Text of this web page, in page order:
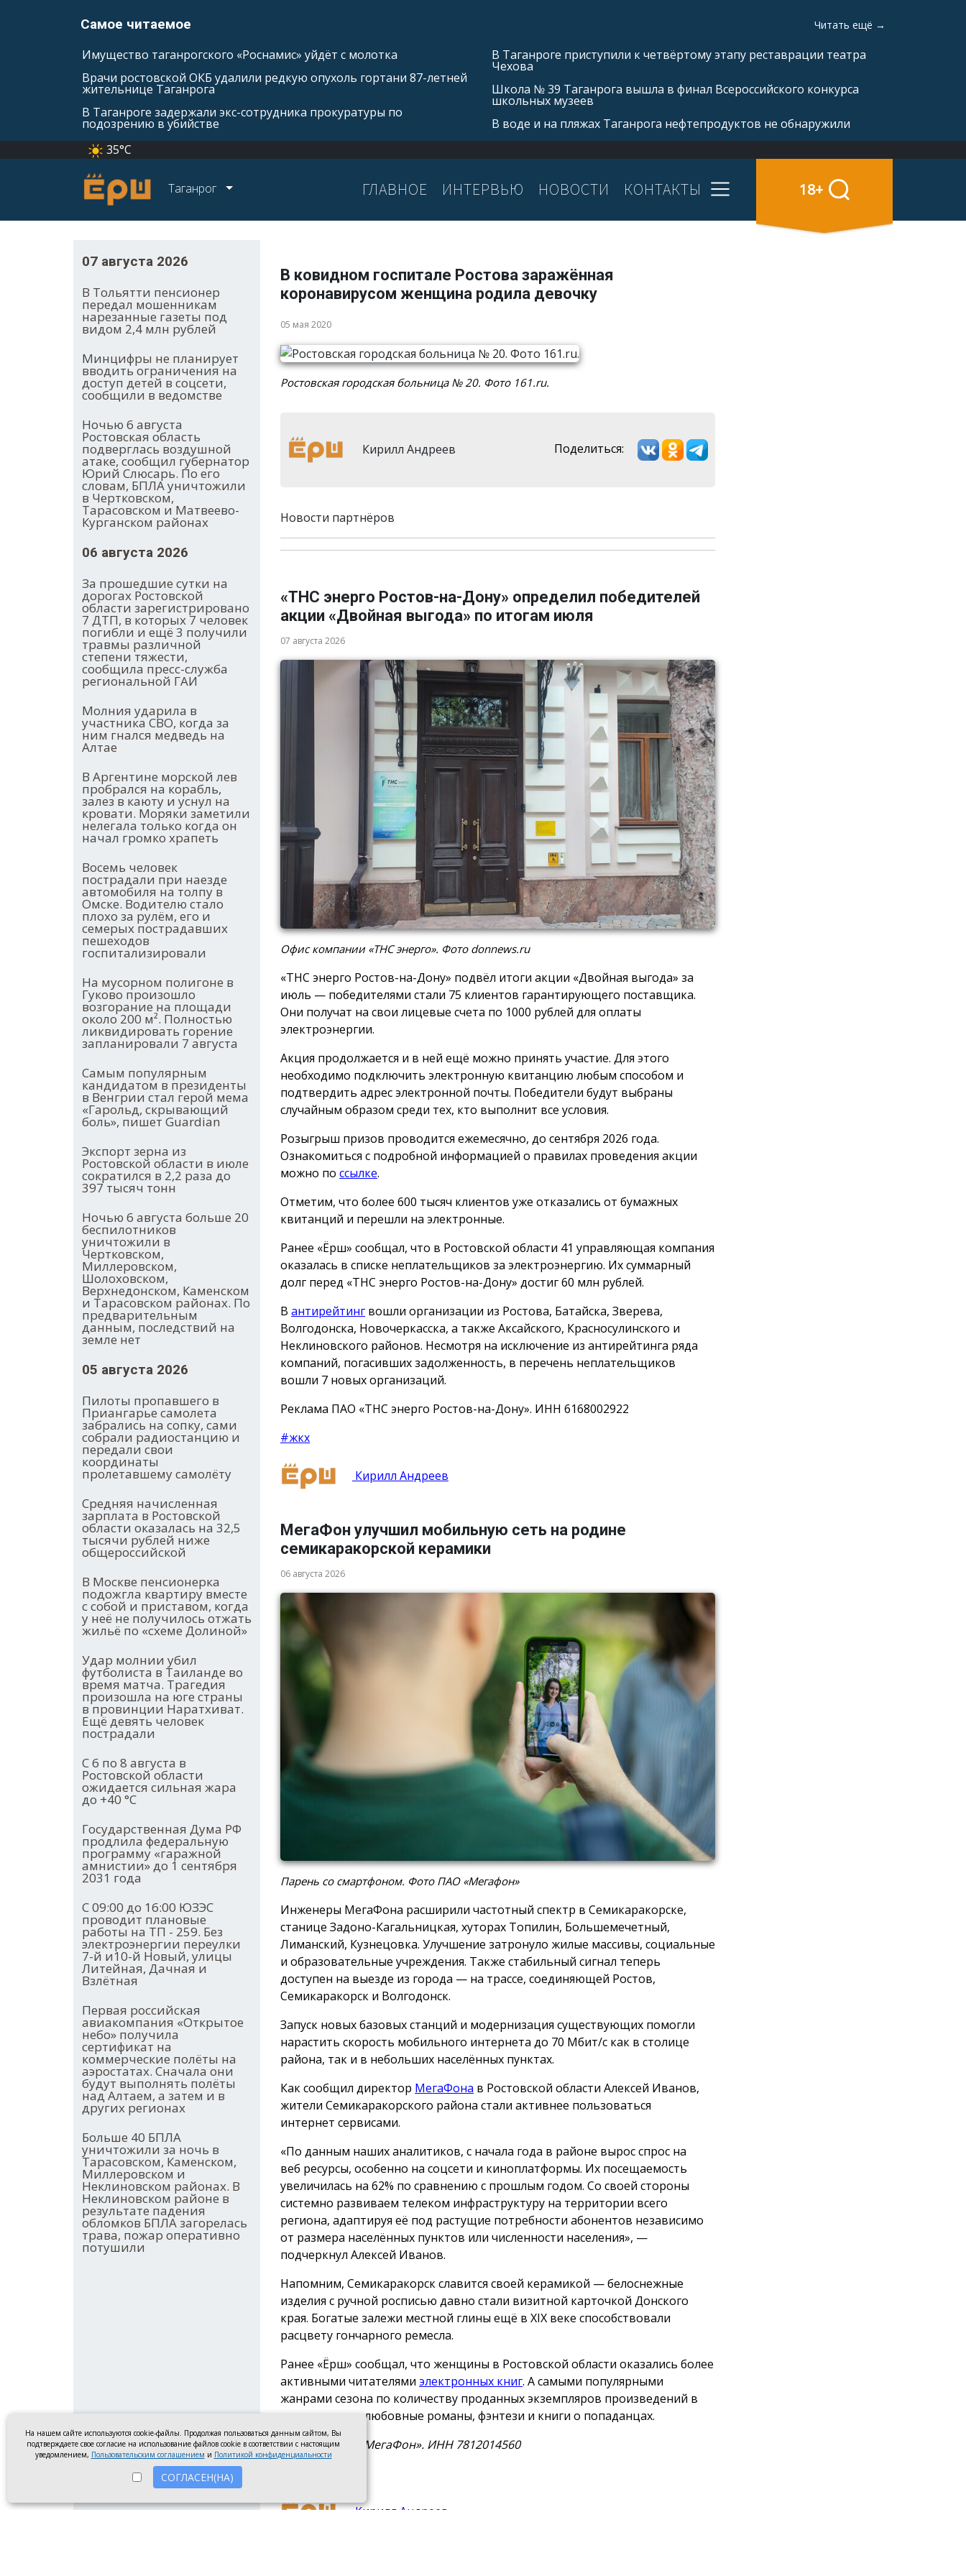
Самое читаемое Читать ещё →
Имущество таганрогского «Роснамис» уйдёт с молотка
Врачи ростовской ОКБ удалили редкую опухоль гортани 87-летней
жительнице Таганрога
В Таганроге задержали экс-сотрудника прокуратуры по
подозрению в убийстве
В Таганроге приступили к четвёртому этапу реставрации театра
Чехова
Школа № 39 Таганрога вышла в финал Всероссийского конкурса
школьных музеев
В воде и на пляжах Таганрога нефтепродуктов не обнаружили
35°C
Таганрог ГЛАВНОЕ ИНТЕРВЬЮ НОВОСТИ КОНТАКТЫ 18+
07 августа 2026
В Тольятти пенсионер
передал мошенникам
нарезанные газеты под
видом 2,4 млн рублей
Минцифры не планирует
вводить ограничения на
доступ детей в соцсети,
сообщили в ведомстве
Ночью 6 августа
Ростовская область
подверглась воздушной
атаке, сообщил губернатор
Юрий Слюсарь. По его
словам, БПЛА уничтожили
в Чертковском,
Тарасовском и Матвеево-
Курганском районах
06 августа 2026
За прошедшие сутки на
дорогах Ростовской
области зарегистрировано
7 ДТП, в которых 7 человек
погибли и ещё 3 получили
травмы различной
степени тяжести,
сообщила пресс-служба
региональной ГАИ
Молния ударила в
участника СВО, когда за
ним гнался медведь на
Алтае
В Аргентине морской лев
пробрался на корабль,
залез в каюту и уснул на
кровати. Моряки заметили
нелегала только когда он
начал громко храпеть
Восемь человек
пострадали при наезде
автомобиля на толпу в
Омске. Водителю стало
плохо за рулём, его и
семерых пострадавших
пешеходов
госпитализировали
На мусорном полигоне в
Гуково произошло
возгорание на площади
около 200 м². Полностью
ликвидировать горение
запланировали 7 августа
Самым популярным
кандидатом в президенты
в Венгрии стал герой мема
«Гарольд, скрывающий
боль», пишет Guardian
Экспорт зерна из
Ростовской области в июле
сократился в 2,2 раза до
397 тысяч тонн
Ночью 6 августа больше 20
беспилотников
уничтожили в
Чертковском,
Миллеровском,
Шолоховском,
Верхнедонском, Каменском
и Тарасовском районах. По
предварительным
данным, последствий на
земле нет
05 августа 2026
Пилоты пропавшего в
Приангарье самолета
забрались на сопку, сами
собрали радиостанцию и
передали свои
координаты
пролетавшему самолёту
Средняя начисленная
зарплата в Ростовской
области оказалась на 32,5
тысячи рублей ниже
общероссийской
В Москве пенсионерка
подожгла квартиру вместе
с собой и приставом, когда
у неё не получилось отжать
жильё по «схеме Долиной»
Удар молнии убил
футболиста в Таиланде во
время матча. Трагедия
произошла на юге страны
в провинции Наратхиват.
Ещё девять человек
пострадали
С 6 по 8 августа в
Ростовской области
ожидается сильная жара
до +40 °С
Государственная Дума РФ
продлила федеральную
программу «гаражной
амнистии» до 1 сентября
2031 года
С 09:00 до 16:00 ЮЗЭС
проводит плановые
работы на ТП - 259. Без
электроэнергии переулки
7-й и10-й Новый, улицы
Литейная, Дачная и
Взлётная
Первая российская
авиакомпания «Открытое
небо» получила
сертификат на
коммерческие полёты на
аэростатах. Сначала они
будут выполнять полёты
над Алтаем, а затем и в
других регионах
Больше 40 БПЛА
уничтожили за ночь в
Тарасовском, Каменском,
Миллеровском и
Неклиновском районах. В
Неклиновском районе в
результате падения
обломков БПЛА загорелась
трава, пожар оперативно
потушили
В ковидном госпитале Ростова заражённая
коронавирусом женщина родила девочку
05 мая 2020
Ростовская городская больница № 20. Фото 161.ru.
Кирилл Андреев Поделиться:
Новости партнёров
«ТНС энерго Ростов-на-Дону» определил победителей
акции «Двойная выгода» по итогам июля
07 августа 2026
Офис компании «ТНС энерго». Фото donnews.ru
«ТНС энерго Ростов-на-Дону» подвёл итоги акции «Двойная выгода» за
июль — победителями стали 75 клиентов гарантирующего поставщика.
Они получат на свои лицевые счета по 1000 рублей для оплаты
электроэнергии.
Акция продолжается и в ней ещё можно принять участие. Для этого
необходимо подключить электронную квитанцию любым способом и
подтвердить адрес электронной почты. Победители будут выбраны
случайным образом среди тех, кто выполнит все условия.
Розыгрыш призов проводится ежемесячно, до сентября 2026 года.
Ознакомиться с подробной информацией о правилах проведения акции
можно по ссылке.
Отметим, что более 600 тысяч клиентов уже отказались от бумажных
квитанций и перешли на электронные.
Ранее «Ёрш» сообщал, что в Ростовской области 41 управляющая компания
оказалась в списке неплательщиков за электроэнергию. Их суммарный
долг перед «ТНС энерго Ростов-на-Дону» достиг 60 млн рублей.
В антирейтинг вошли организации из Ростова, Батайска, Зверева,
Волгодонска, Новочеркасска, а также Аксайского, Красносулинского и
Неклиновского районов. Несмотря на исключение из антирейтинга ряда
компаний, погасивших задолженность, в перечень неплательщиков
вошли 7 новых организаций.
Реклама ПАО «ТНС энерго Ростов-на-Дону». ИНН 6168002922
#жкх
Кирилл Андреев
МегаФон улучшил мобильную сеть на родине
семикаракорской керамики
06 августа 2026
Парень со смартфоном. Фото ПАО «Мегафон»
Инженеры МегаФона расширили частотный спектр в Семикаракорске,
станице Задоно-Кагальницкая, хуторах Топилин, Большемечетный,
Лиманский, Кузнецовка. Улучшение затронуло жилые массивы, социальные
и образовательные учреждения. Также стабильный сигнал теперь
доступен на выезде из города — на трассе, соединяющей Ростов,
Семикаракорск и Волгодонск.
Запуск новых базовых станций и модернизация существующих помогли
нарастить скорость мобильного интернета до 70 Мбит/с как в столице
района, так и в небольших населённых пунктах.
Как сообщил директор МегаФона в Ростовской области Алексей Иванов,
жители Семикаракорского района стали активнее пользоваться
интернет сервисами.
«По данным наших аналитиков, с начала года в районе вырос спрос на
веб ресурсы, особенно на соцсети и киноплатформы. Их посещаемость
увеличилась на 62% по сравнению с прошлым годом. Со своей стороны
системно развиваем телеком инфраструктуру на территории всего
региона, адаптируя её под растущие потребности абонентов независимо
от размера населённых пунктов или численности населения», —
подчеркнул Алексей Иванов.
Напомним, Семикаракорск славится своей керамикой — белоснежные
изделия с ручной росписью давно стали визитной карточкой Донского
края. Богатые залежи местной глины ещё в XIX веке способствовали
расцвету гончарного ремесла.
Ранее «Ёрш» сообщал, что женщины в Ростовской области оказались более
активными читателями электронных книг. А самыми популярными
жанрами сезона по количеству проданных экземпляров произведений в
регионе стали любовные романы, фэнтези и книги о попаданцах.
Реклама ПАО «МегаФон». ИНН 7812014560
Кирилл Андреев
На нашем сайте используются cookie-файлы. Продолжая пользоваться данным сайтом, Вы
подтверждаете свое согласие на использование файлов cookie в соответствии с настоящим
уведомлением, Пользовательским соглашением и Политикой конфиденциальности
СОГЛАСЕН(НА)